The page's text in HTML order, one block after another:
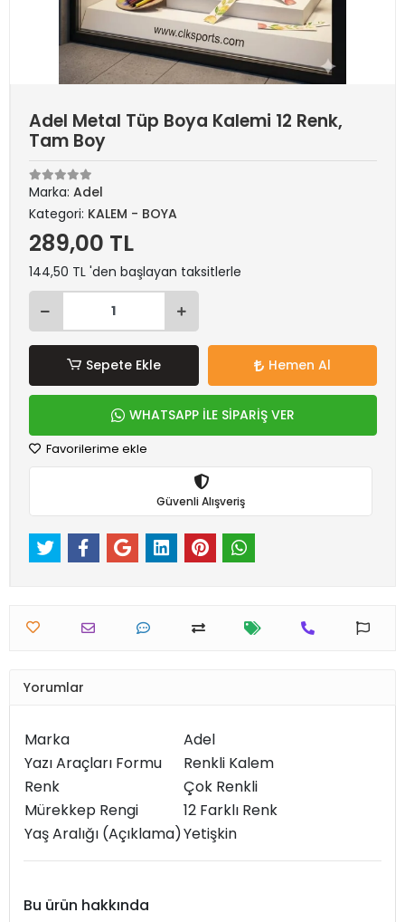
Adel Metal Tüp Boya Kalemi 12 Renk,
Tam Boy
Marka: Adel
Kategori: KALEM - BOYA
289,00 TL
144,50 TL 'den başlayan taksitlerle
Sepete Ekle Hemen Al
WHATSAPP İLE SİPARİŞ VER
Favorilerime ekle
Güvenli Alışveriş
Yorumlar
Marka
Adel
Yazı Araçları Formu
Renkli Kalem
Renk
Çok Renkli
Mürekkep Rengi
12 Farklı Renk
Yaş Aralığı (Açıklama)Yetişkin
Bu ürün hakkında